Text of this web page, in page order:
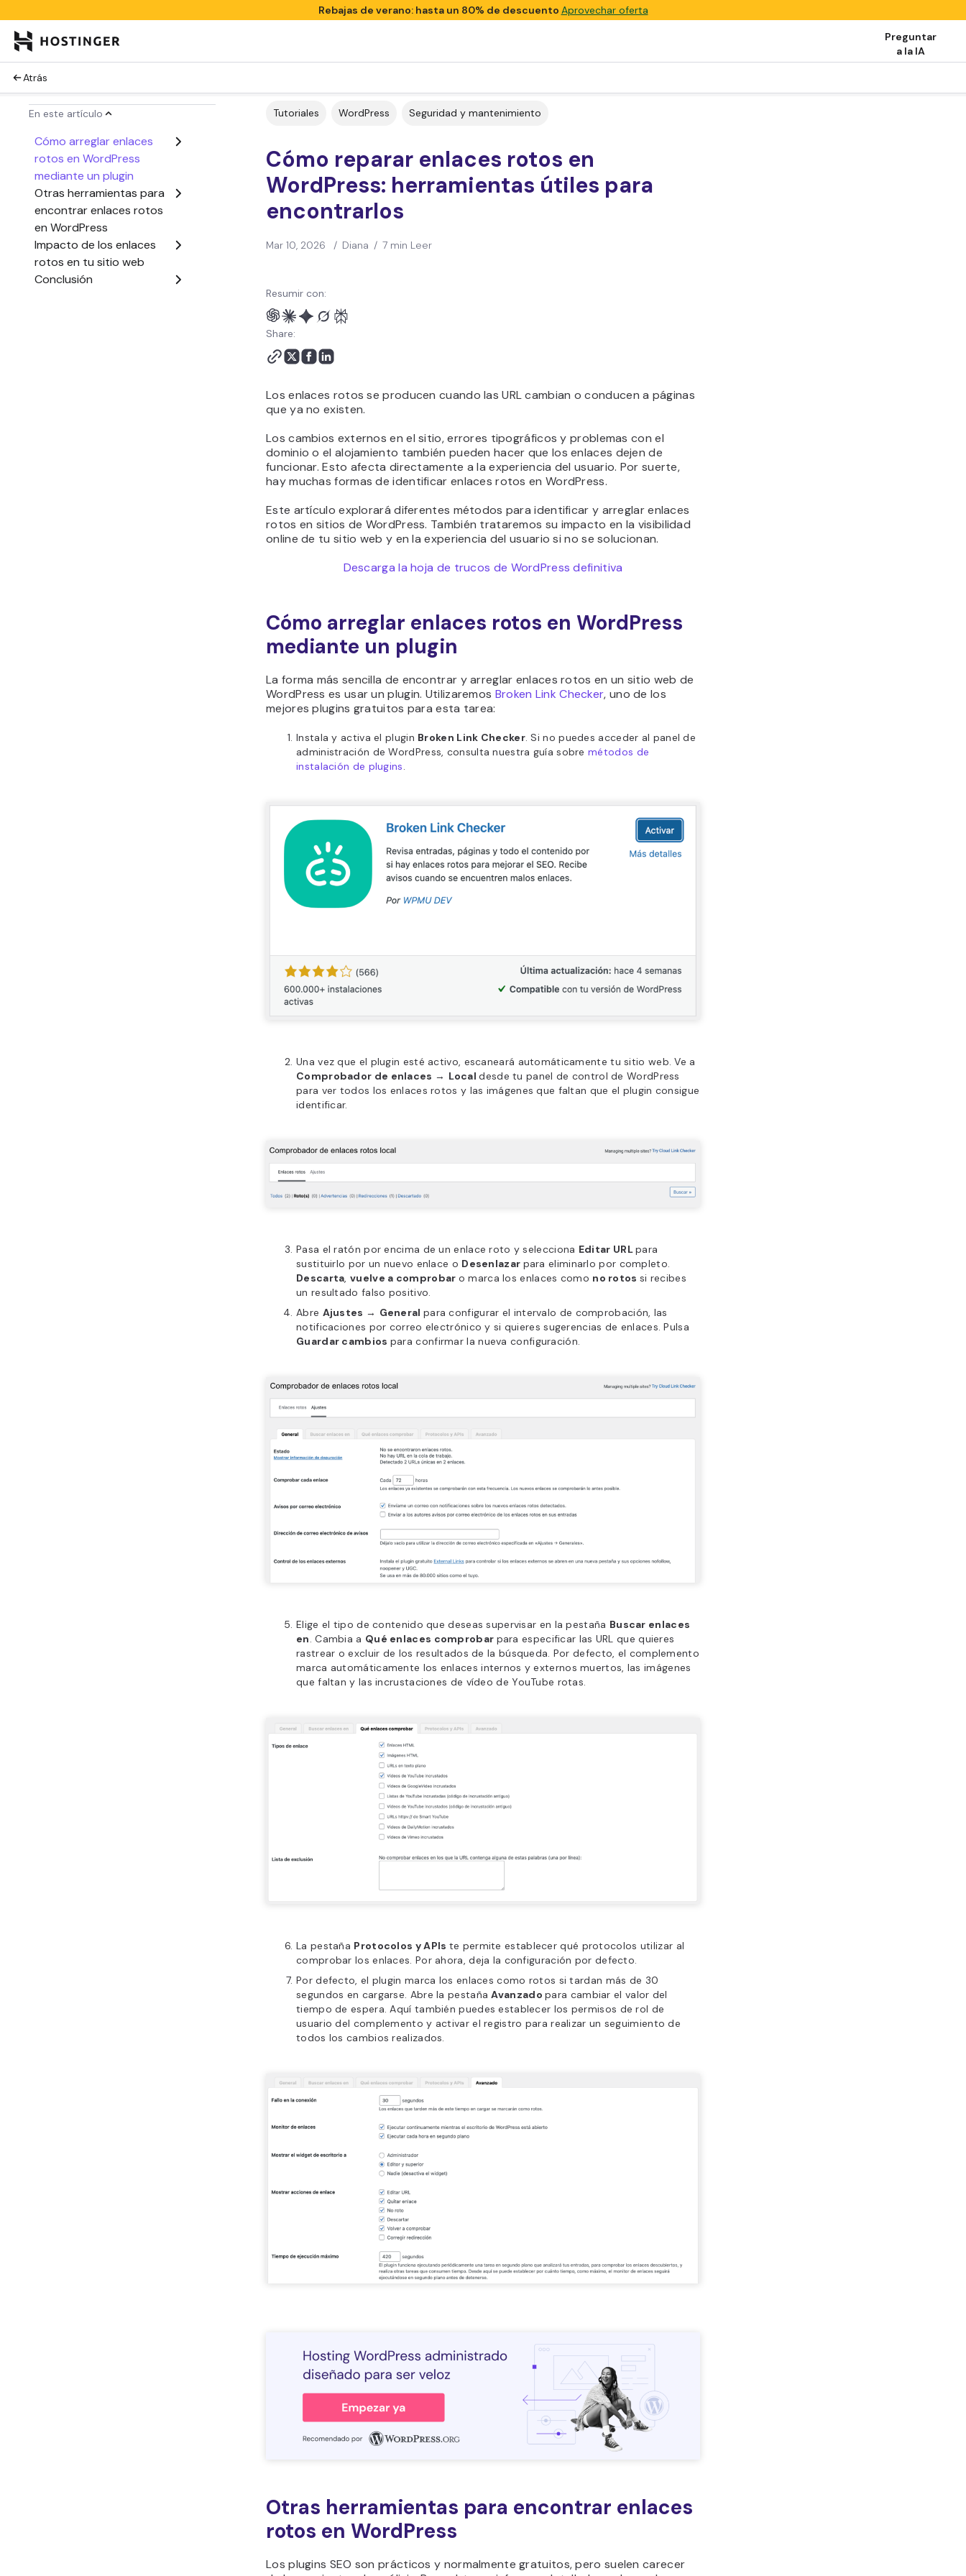
Rebajas de verano: hasta un 80% de descuento Aprovechar oferta
Preguntar
a la IA
Atrás
En este artículo
Cómo arreglar enlaces
rotos en WordPress
mediante un plugin
Otras herramientas para
encontrar enlaces rotos
en WordPress
Impacto de los enlaces
rotos en tu sitio web
Conclusión
Tutoriales WordPress Seguridad y mantenimiento
Cómo reparar enlaces rotos en
WordPress: herramientas útiles para
encontrarlos
Mar 10, 2026 / Diana / 7 min Leer
Resumir con:
Share:
Los enlaces rotos se producen cuando las URL cambian o conducen a páginas
que ya no existen.
Los cambios externos en el sitio, errores tipográficos y problemas con el
dominio o el alojamiento también pueden hacer que los enlaces dejen de
funcionar. Esto afecta directamente a la experiencia del usuario. Por suerte,
hay muchas formas de identificar enlaces rotos en WordPress.
Este artículo explorará diferentes métodos para identificar y arreglar enlaces
rotos en sitios de WordPress. También trataremos su impacto en la visibilidad
online de tu sitio web y en la experiencia del usuario si no se solucionan.
Descarga la hoja de trucos de WordPress definitiva
Cómo arreglar enlaces rotos en WordPress
mediante un plugin
La forma más sencilla de encontrar y arreglar enlaces rotos en un sitio web de
WordPress es usar un plugin. Utilizaremos Broken Link Checker, uno de los
mejores plugins gratuitos para esta tarea:
Instala y activa el plugin Broken Link Checker. Si no puedes acceder al panel de
administración de WordPress, consulta nuestra guía sobremétodos de
instalación de plugins.
Una vez que el plugin esté activo, escaneará automáticamente tu sitio web. Ve a
Comprobador de enlaces → Localdesde tu panel de control de WordPress
para ver todos los enlaces rotos y las imágenes que faltan que el plugin consigue
identificar.
Pasa el ratón por encima de un enlace roto y selecciona Editar URLpara
sustituirlo por un nuevo enlace o Desenlazar para eliminarlo por completo.
Descarta,vuelve a comprobar o marca los enlaces como no rotos si recibes
un resultado falso positivo.
Abre Ajustes → General para configurar el intervalo de comprobación, las
notificaciones por correo electrónico y si quieres sugerencias de enlaces. Pulsa
Guardar cambios para confirmar la nueva configuración.
Elige el tipo de contenido que deseas supervisar en la pestaña Buscar enlaces
en. Cambia a Qué enlaces comprobar para especificar las URL que quieres
rastrear o excluir de los resultados de la búsqueda. Por defecto, el complemento
marca automáticamente los enlaces internos y externos muertos, las imágenes
que faltan y las incrustaciones de vídeo de YouTube rotas.
La pestaña Protocolos y APIs te permite establecer qué protocolos utilizar al
comprobar los enlaces. Por ahora, deja la configuración por defecto.
Por defecto, el plugin marca los enlaces como rotos si tardan más de 30
segundos en cargarse. Abre la pestañaAvanzadopara cambiar el valor del
tiempo de espera. Aquí también puedes establecer los permisos de rol de
usuario del complemento y activar el registro para realizar un seguimiento de
todos los cambios realizados.
Otras herramientas para encontrar enlaces
rotos en WordPress
Los plugins SEO son prácticos y normalmente gratuitos, pero suelen carecer